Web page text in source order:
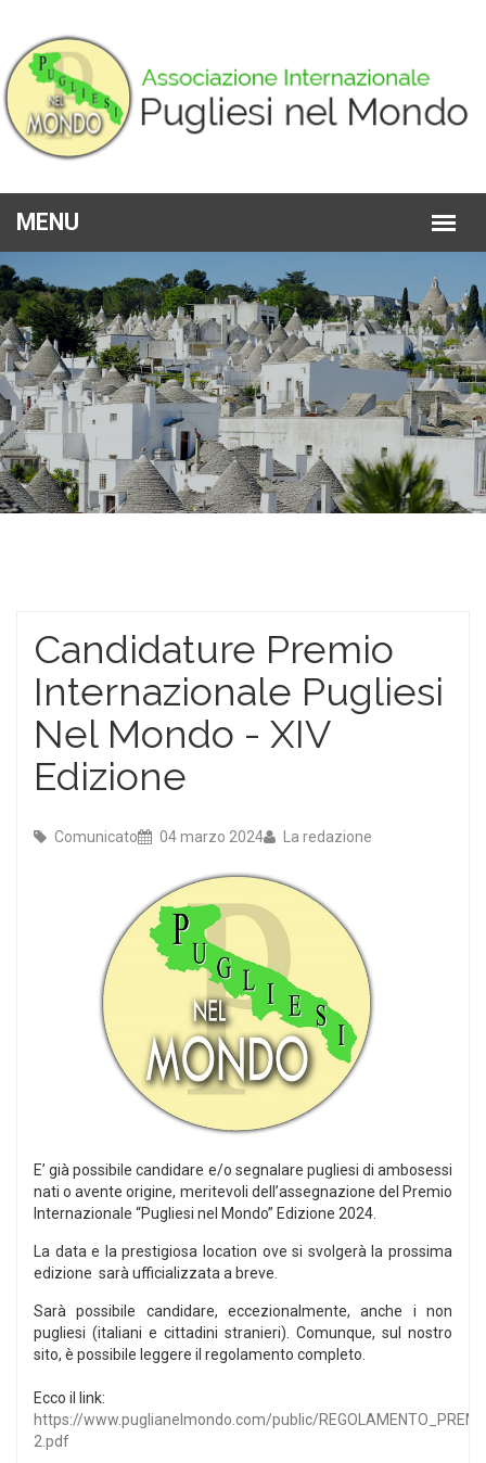
Candidature Premio
Internazionale Pugliesi
Nel Mondo - XIV
Edizione
Comunicato 04 marzo 2024 La redazione
E’ già possibile candidare e/o segnalare pugliesi di ambosessi
nati o avente origine, meritevoli dell’assegnazione del Premio
Internazionale “Pugliesi nel Mondo” Edizione 2024.
La data e la prestigiosa location ove si svolgerà la prossima
edizione sarà ufficializzata a breve.
Sarà possibile candidare, eccezionalmente, anche i non
pugliesi (italiani e cittadini stranieri). Comunque, sul nostro
sito, è possibile leggere il regolamento completo.
Ecco il link:
https://www.puglianelmondo.com/public/
2.pdf